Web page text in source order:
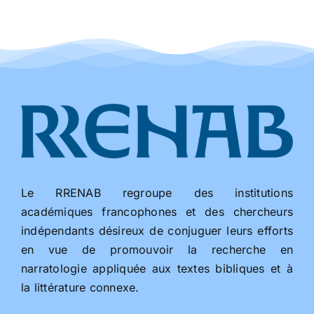
Le RRENAB regroupe des institutions
académiques francophones et des chercheurs
indépendants désireux de conjuguer leurs efforts
en vue de promouvoir la recherche en
narratologie appliquée aux textes bibliques et à
la littérature connexe.